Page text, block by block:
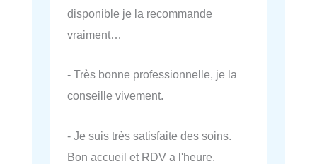
disponible je la recommande
vraiment…
- Très bonne professionnelle, je la
conseille vivement.
- Je suis très satisfaite des soins.
Bon accueil et RDV a l'heure.